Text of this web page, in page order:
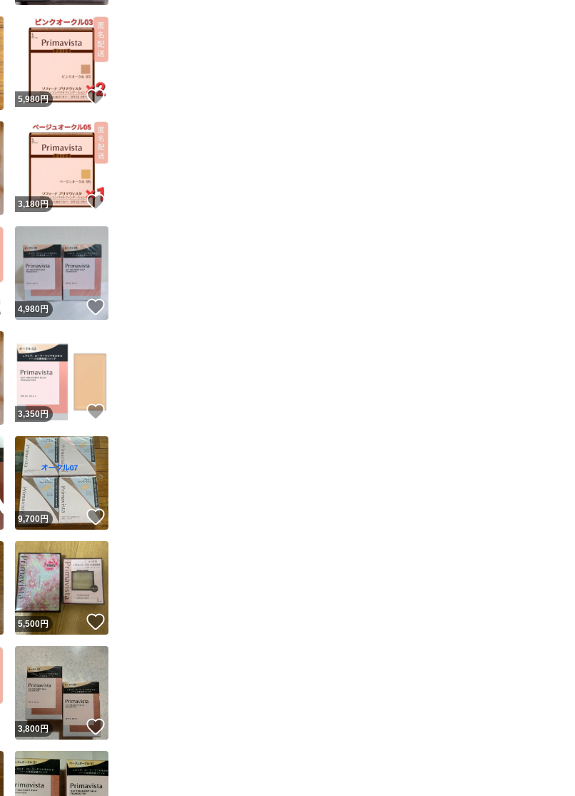
このユーザーは高頻度で24時間以内に発送しています
このユーザーは設定した発送日数内に発送しています
いいね！
5,980円 いいね！
いいね！
3,180円
いいね！
4,980円
いいね！
3,350円 いいね！
いいね！
9,700円 いいね！
いいね！
5,500円
いいね！
3,800円